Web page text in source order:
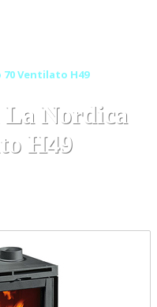
Ventilato H49
Nordica
H49